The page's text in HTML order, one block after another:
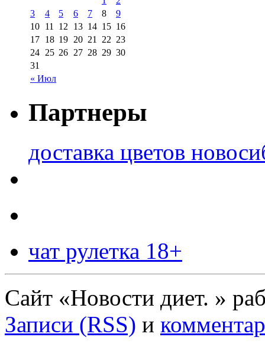
« Июл
3
4 5 6 7 8
9
10 11 12 13 14 15 16
17 18 19 20 21 22 23
24 25 26 27 28 29 30
31
Партнеры
доставка цветов
чат рулетка 18+
Сайт «Новости диет. »
Записи (RSS) и